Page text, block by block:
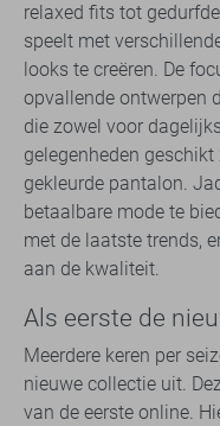
relaxed fits tot
speelt met
looks te creëren. De
opvallende ontwerpen
die zowel voor
gelegenheden
gekleurde pantalon.
betaalbare mode te
met de laatste trends,
aan de kwaliteit.
Als eerste de
Meerdere keren per
nieuwe collectie uit.
van de eerste online.